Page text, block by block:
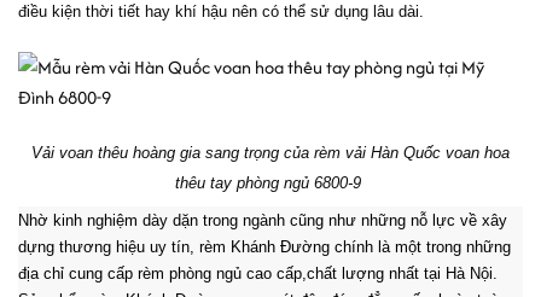
điều kiện thời tiết hay khí hậu nên có thể sử dụng lâu dài.
Vải voan thêu hoàng gia sang trọng của rèm vải Hàn Quốc voan hoa
thêu tay phòng ngủ 6800-9
Nhờ kinh nghiệm dày dặn trong ngành cũng như những nỗ lực về xây
dựng thương hiệu uy tín, rèm Khánh Đường chính là một trong những
địa chỉ cung cấp rèm phòng ngủ cao cấp,chất lượng nhất tại Hà Nội.